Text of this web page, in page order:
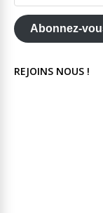
mail
Abonnez-
REJOINS NOUS !